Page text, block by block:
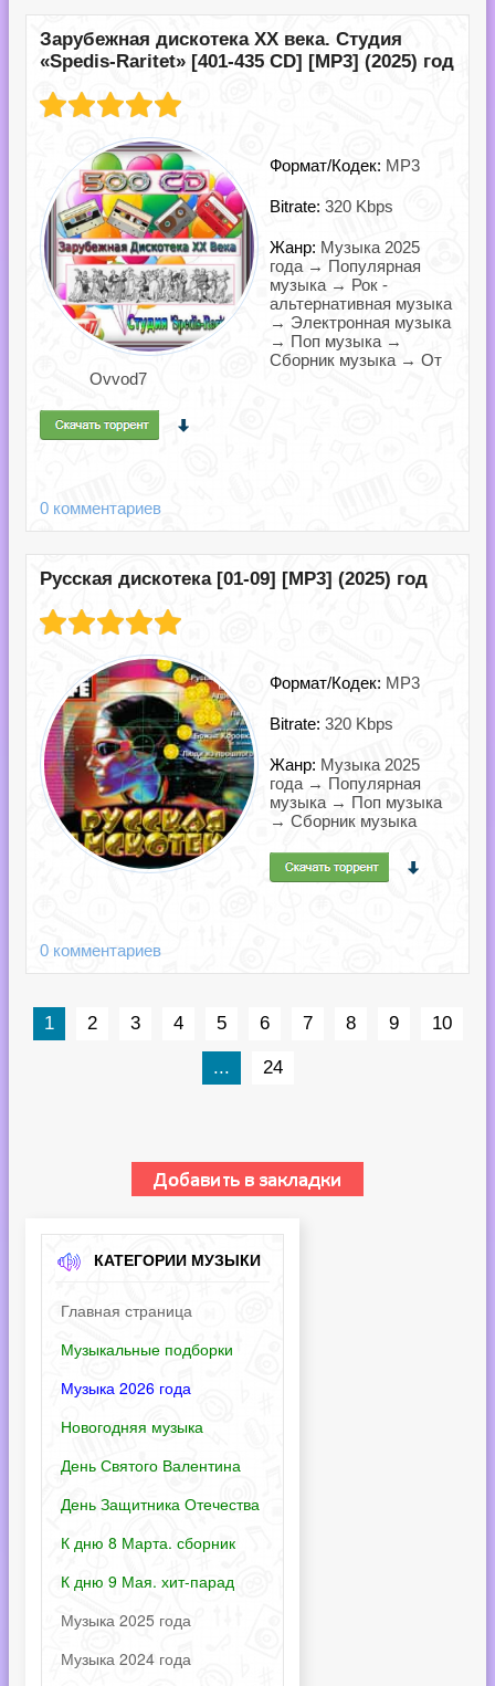
Зарубежная дискотека ХХ века. Студия
«Spedis-Raritet» [401-435 CD] [MP3] (2025) год
Формат/Кодек: MP3
Bitrate: 320 Kbps
Жанр: Музыка 2025
года → Популярная
музыка → Рок -
альтернативная музыка
→ Электронная музыка
→ Поп музыка →
Сборник музыка → От
Ovvod7
0 комментариев
Русская дискотека [01-09] [MP3] (2025) год
Формат/Кодек: MP3
Bitrate: 320 Kbps
Жанр: Музыка 2025
года → Популярная
музыка → Поп музыка
→ Сборник музыка
0 комментариев
1 2 3 4 5 6 7 8 9 10
... 24
КАТЕГОРИИ МУЗЫКИ
Главная страница
Музыкальные подборки
Музыка 2026 года
Новогодняя музыка
День Святого Валентина
День Защитника Отечества
К дню 8 Марта. сборник
К дню 9 Мая. хит-парад
Музыка 2025 года
Музыка 2024 года